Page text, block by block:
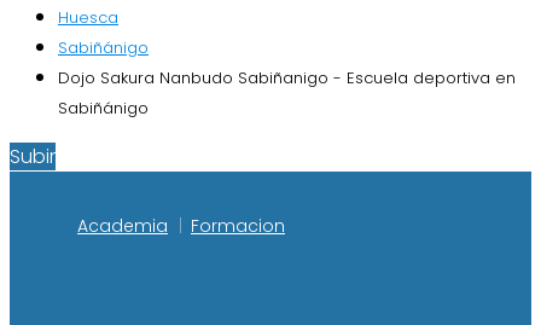
Huesca
Sabiñánigo
Dojo Sakura Nanbudo Sabiñanigo - Escuela deportiva en
Sabiñánigo
Subir
Academia Formacion